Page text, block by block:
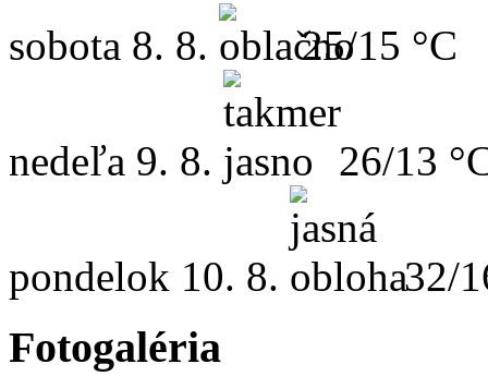
sobota 8. 8. 25/15 °C
nedeľa 9. 8. 26/13
pondelok 10. 8. 32/
Fotogaléria